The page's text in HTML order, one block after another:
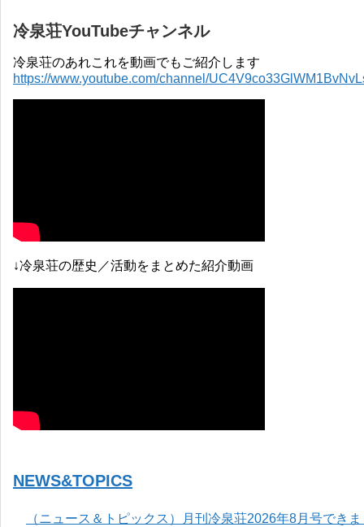
冷泉荘YouTubeチャンネル
冷泉荘のあれこれを動画でもご紹介します
https://www.youtube.com/channel/
↓冷泉荘の歴史／活動をまとめた紹介動画
NEWS&TOPICS
（ニュース＆トピックス）月刊冷泉荘2026年8月号でき